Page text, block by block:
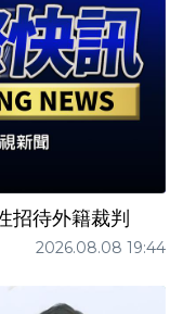
招待外籍裁判
2026.08.08 19:44